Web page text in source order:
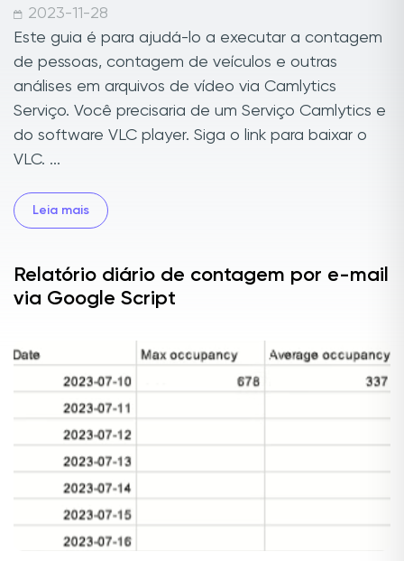
2023-11-28
Este guia é para ajudá-lo a executar a contagem
de pessoas, contagem de veículos e outras
análises em arquivos de vídeo via Camlytics
Serviço. Você precisaria de um Serviço Camlytics e
do software VLC player. Siga o link para baixar o
VLC. ...
Leia mais
Relatório diário de contagem por e-mail
via Google Script